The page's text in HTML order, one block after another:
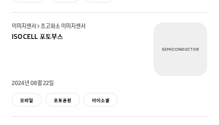
이미지센서 > 초고화소 이미지센서
ISOCELL 포토부스
2024년 08월 22일
모바일 포토공정 아이소셀